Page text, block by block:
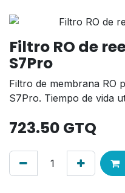
Filtro RO de
S7Pro
Filtro de membrana RO
S7Pro. Tiempo de vida
723.50 GTQ